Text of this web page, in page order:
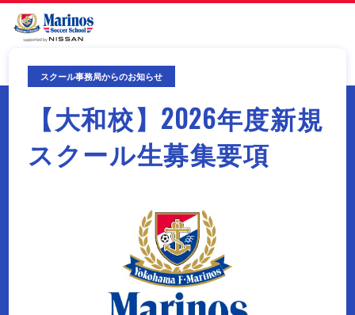
スクール事務局からのお知らせ
【大和校】2026年度新規
スクール生募集要項